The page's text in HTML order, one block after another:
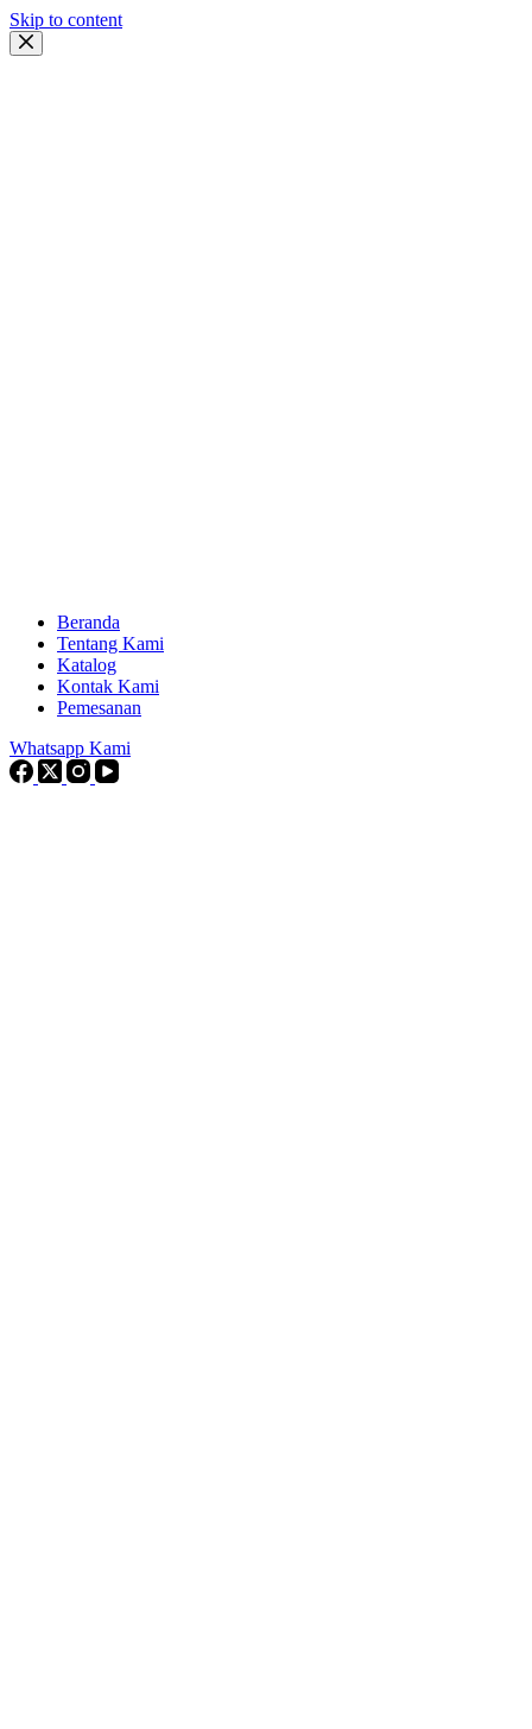
Skip to content
Beranda
Tentang Kami
Katalog
Kontak Kami
Pemesanan
Whatsapp Kami